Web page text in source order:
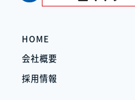
HOME
会社概要
採用情報